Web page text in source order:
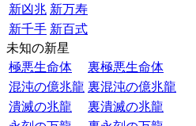
新凶兆 新万寿
新千手 新百式
未知の新星
極悪生命体
裏極悪生命体
混沌の億兆龍 裏混沌の億兆龍
潰滅の兆龍
裏潰滅の兆龍